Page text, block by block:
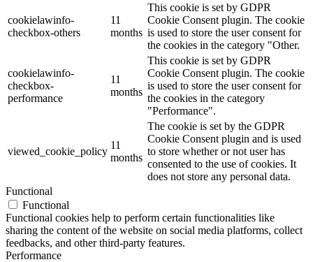
cookielawinfo-
checkbox-others
11
months
This cookie is set by GDPR
Cookie Consent plugin. The cookie
is used to store the user consent for
the cookies in the category "Other.
cookielawinfo-
checkbox-
performance
11
months
This cookie is set by GDPR
Cookie Consent plugin. The cookie
is used to store the user consent for
the cookies in the category
"Performance".
viewed_cookie_policy
11
months
The cookie is set by the GDPR
Cookie Consent plugin and is used
to store whether or not user has
consented to the use of cookies. It
does not store any personal data.
Functional
Functional
Functional cookies help to perform certain functionalities like
sharing the content of the website on social media platforms, collect
feedbacks, and other third-party features.
Performance